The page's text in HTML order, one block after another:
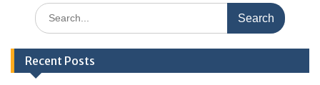
Search
for:
Recent Posts